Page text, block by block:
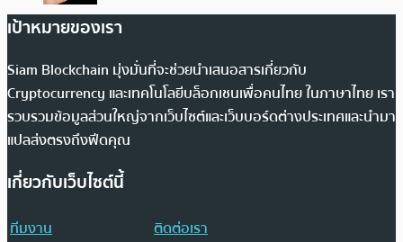
เป้าหมายของเรา
Siam Blockchain มุ่งมั่นที่จะช่วยนำเสนอสารเกี่ยวกับ
Cryptocurrency และเทคโนโลยีบล็อกเชนเพื่อคนไทย ในภาษาไทย เรา
รวบรวมข้อมูลส่วนใหญ่จากเว็บไซต์และเว็บบอร์ดต่างประเทศและนำมา
แปลส่งตรงถึงฟีดคุณ
เกี่ยวกับเว็บไซต์นี้
ทีมงาน
ติดต่อเรา